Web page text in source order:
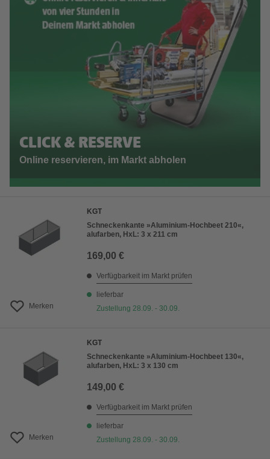
CLICK & RESERVE
Online reservieren, im Markt abholen
Merken
KGT
Schneckenkante »Aluminium-Hochbeet 210«,
alufarben, HxL: 3 x 211 cm
169,00 €
Verfügbarkeit im Markt prüfen
lieferbar
Zustellung 28.09. - 30.09.
Merken
KGT
Schneckenkante »Aluminium-Hochbeet 130«,
alufarben, HxL: 3 x 130 cm
149,00 €
Verfügbarkeit im Markt prüfen
lieferbar
Zustellung 28.09. - 30.09.